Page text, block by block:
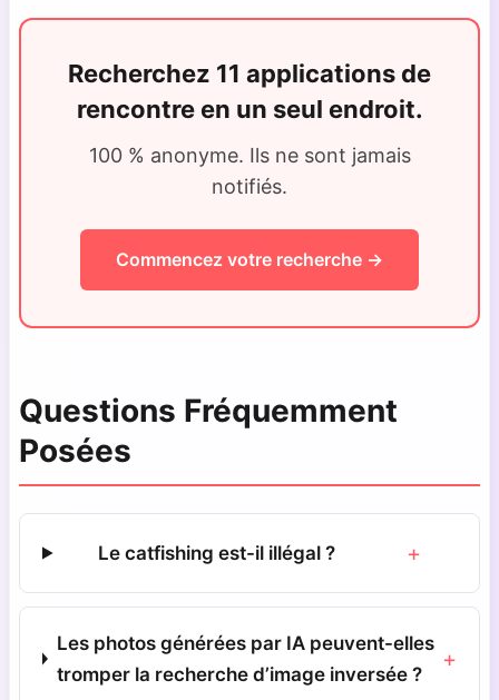
Recherchez 11 applications de
rencontre en un seul endroit.
100 % anonyme. Ils ne sont jamais
notifiés.
Commencez votre recherche →
Questions Fréquemment
Posées
Le catfishing est-il illégal ? +
Les photos générées par IA peuvent-elles
tromper la recherche d’image inversée ?
+